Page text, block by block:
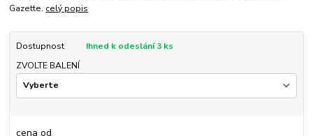
Gazette. celý popis
Dostupnost
Ihned k odeslání 3 ks
ZVOLTE BALENÍ
cena od